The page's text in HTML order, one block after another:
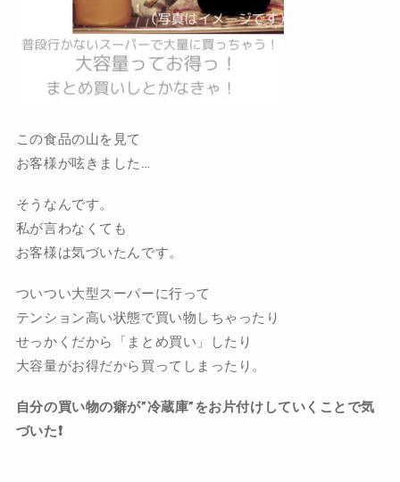
この食品の山を見て
お客様が呟きました…
そうなんです。
私が言わなくても
お客様は気づいたんです。
ついつい大型スーパーに行って
テンション高い状態で買い物しちゃったり
せっかくだから「まとめ買い」したり
大容量がお得だから買ってしまったり。
自分の買い物の癖が”冷蔵庫”をお片付けしていくことで気
づいた❗️